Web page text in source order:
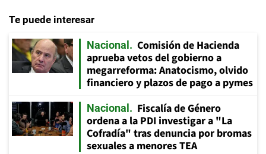
Te puede interesar
Nacional
Comisión de Hacienda
aprueba vetos del gobierno a
megarreforma: Anatocismo, olvido
financiero y plazos de pago a pymes
Nacional
Fiscalía de Género
ordena a la PDI investigar a "La
Cofradía" tras denuncia por bromas
sexuales a menores TEA